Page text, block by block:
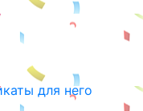
для него